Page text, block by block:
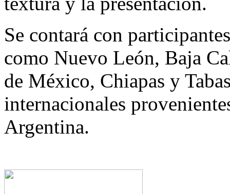
Se contará con
como Nuevo León, Baja
de México, Chiapas y
internacionales
Argentina.